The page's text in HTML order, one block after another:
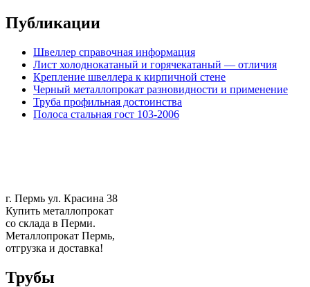
Публикации
Швеллер справочная информация
Лист холоднокатаный и горячекатаный — отличия
Крепление швеллера к кирпичной стене
Черный металлопрокат разновидности и применение
Труба профильная достоинства
Полоса стальная гост 103-2006
г. Пермь ул. Красина 38
Купить металлопрокат
со склада в Перми.
Металлопрокат Пермь,
отгрузка и доставка!
Трубы